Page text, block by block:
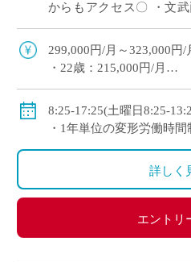
からもアクセス〇 ・文
299,000円/月～323,000円/
・22歳：215,000円/月
・住宅手当：世帯主
・扶養手当：配偶者
◇賞与：有(5.9ヶ月分)
◇保険：私学共済、雇用
8:25-17:25(土曜日8:25-
・1年単位の変形労働時間
詳しく
エントリ